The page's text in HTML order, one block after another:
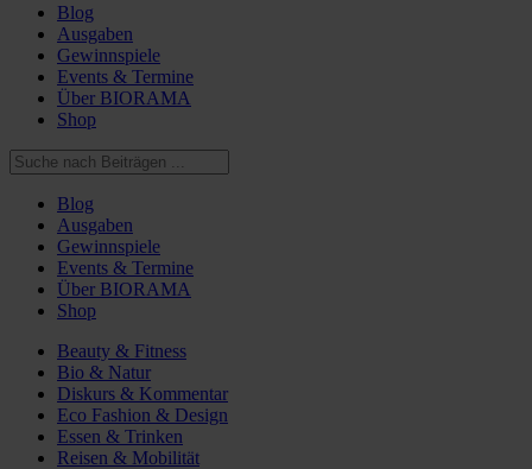
Blog
Ausgaben
Gewinnspiele
Events & Termine
Über BIORAMA
Shop
Blog
Ausgaben
Gewinnspiele
Events & Termine
Über BIORAMA
Shop
Beauty & Fitness
Bio & Natur
Diskurs & Kommentar
Eco Fashion & Design
Essen & Trinken
Reisen & Mobilität